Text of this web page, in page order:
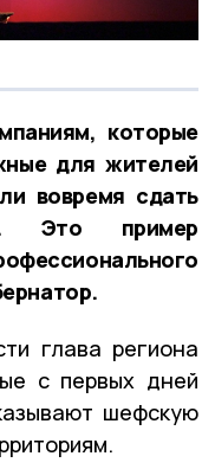
которые
для жителей
вовремя сдать
Это пример
глава региона
с первых дней
шефскую